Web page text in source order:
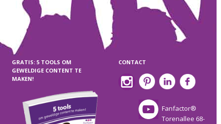
GRATIS: 5 TOOLS OM
GEWELDIGE CONTENT TE
MAKEN!
CONTACT
Fanfactor®
Torenallee 68-